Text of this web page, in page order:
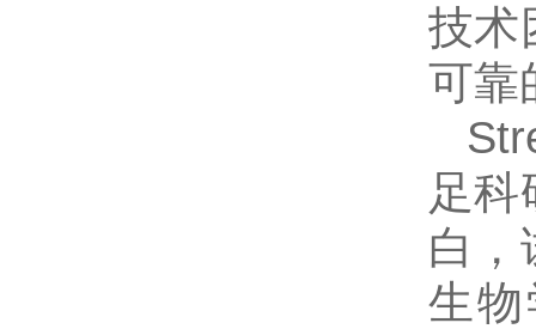
技术
可靠
足
白，
生